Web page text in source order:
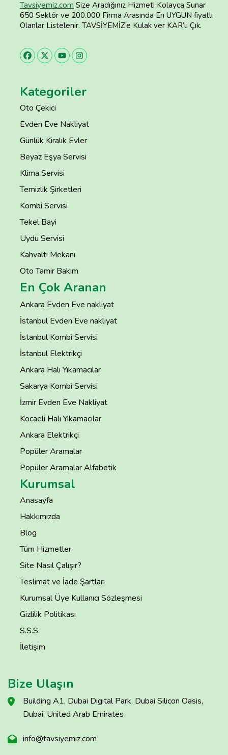
Tavsiyemiz.com Size Aradığınız Hizmeti Kolayca Sunar
650 Sektör ve 200.000 Firma Arasında En UYGUN fiyatlı
Olanlar Listelenir. TAVSİYEMİZ’e Kulak ver KAR’lı Çık.
Kategoriler
Oto Çekici
Evden Eve Nakliyat
Günlük Kiralık Evler
Beyaz Eşya Servisi
Klima Servisi
Temizlik Şirketleri
Kombi Servisi
Tekel Bayi
Uydu Servisi
Kahvaltı Mekanı
Oto Tamir Bakım
En Çok Aranan
Ankara Evden Eve nakliyat
İstanbul Evden Eve nakliyat
İstanbul Kombi Servisi
İstanbul Elektrikçi
Ankara Halı Yıkamacılar
Sakarya Kombi Servisi
İzmir Evden Eve Nakliyat
Kocaeli Halı Yıkamacılar
Ankara Elektrikçi
Popüler Aramalar
Popüler Aramalar Alfabetik
Kurumsal
Anasayfa
Hakkımızda
Blog
Tüm Hizmetler
Site Nasıl Çalışır?
Teslimat ve İade Şartları
Kurumsal Üye Kullanıcı Sözleşmesi
Gizlilik Politikası
S.S.S
İletişim
Bize Ulaşın
Building A1, Dubai Digital Park, Dubai Silicon Oasis,
Dubai, United Arab Emirates
info@tavsiyemiz.com